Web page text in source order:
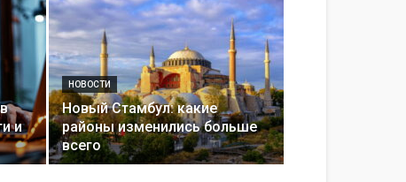
и
НОВОСТИ
Новый Стамбул: какие
районы изменились больше
всего